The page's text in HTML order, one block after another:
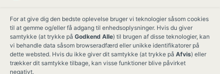
For at give dig den bedste oplevelse bruger vi teknologier såsom cookies
til at gemme og/eller få adgang til enhedsoplysninger. Hvis du giver
samtykke (at trykke på Godkend Alle) til brugen af disse teknologier, kan
vi behandle data såsom browseradfærd eller unikke identifikatorer på
dette websted. Hvis du ikke giver dit samtykke (at trykke på Afvis) eller
trækker dit samtykke tilbage, kan visse funktioner blive påvirket
negativt.